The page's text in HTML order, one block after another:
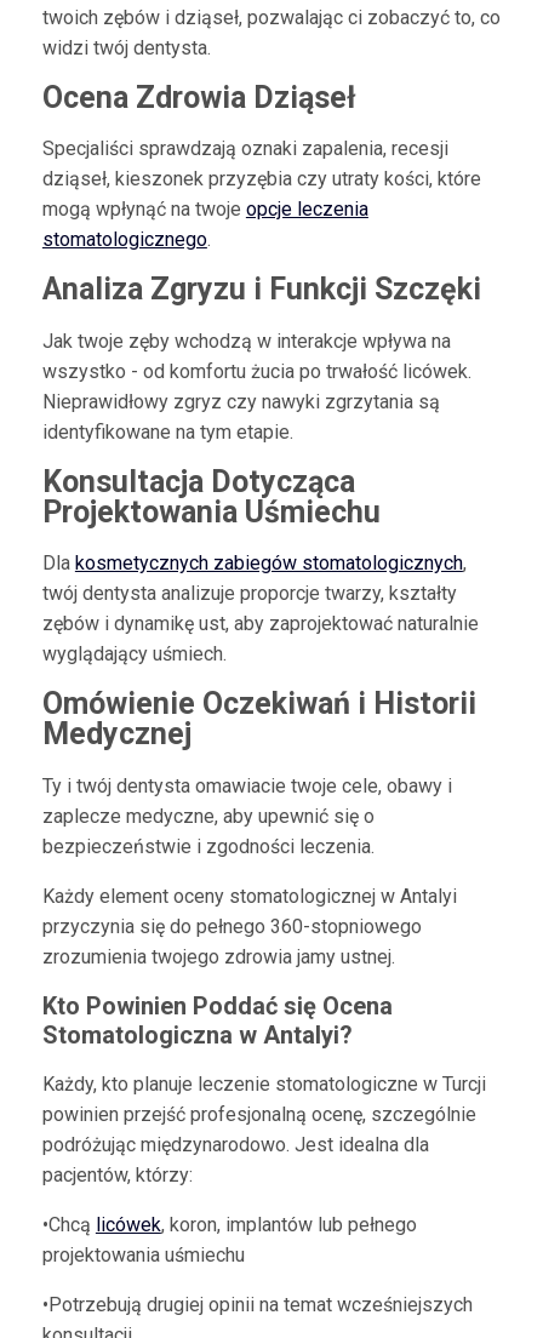
twoich zębów i dziąseł, pozwalając ci zobaczyć to, co
widzi twój dentysta.
Ocena Zdrowia Dziąseł
Specjaliści sprawdzają oznaki zapalenia, recesji
dziąseł, kieszonek przyzębia czy utraty kości, które
mogą wpłynąć na twoje opcje leczenia
stomatologicznego.
Analiza Zgryzu i Funkcji Szczęki
Jak twoje zęby wchodzą w interakcje wpływa na
wszystko - od komfortu żucia po trwałość licówek.
Nieprawidłowy zgryz czy nawyki zgrzytania są
identyfikowane na tym etapie.
Konsultacja Dotycząca
Projektowania Uśmiechu
Dla kosmetycznych zabiegów stomatologicznych,
twój dentysta analizuje proporcje twarzy, kształty
zębów i dynamikę ust, aby zaprojektować naturalnie
wyglądający uśmiech.
Omówienie Oczekiwań i Historii
Medycznej
Ty i twój dentysta omawiacie twoje cele, obawy i
zaplecze medyczne, aby upewnić się o
bezpieczeństwie i zgodności leczenia.
Każdy element oceny stomatologicznej w Antalyi
przyczynia się do pełnego 360-stopniowego
zrozumienia twojego zdrowia jamy ustnej.
Kto Powinien Poddać się Ocena
Stomatologiczna w Antalyi?
Każdy, kto planuje leczenie stomatologiczne w Turcji
powinien przejść profesjonalną ocenę, szczególnie
podróżując międzynarodowo. Jest idealna dla
pacjentów, którzy:
•Chcą licówek, koron, implantów lub pełnego
projektowania uśmiechu
•Potrzebują drugiej opinii na temat wcześniejszych